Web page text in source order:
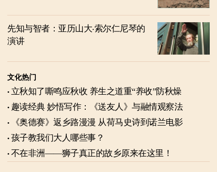
先知与智者：亚历山大‧索尔仁尼琴的
演讲
文化热门
立秋知了嘶鸣应秋收 养生之道重“养收”防秋燥
趣读经典 妙悟写作：《送友人》与融情观察法
《奥德赛》返乡路漫漫 从荷马史诗到诺兰电影
孩子教我们大人哪些事？
不在非洲——狮子真正的故乡原来在这里！